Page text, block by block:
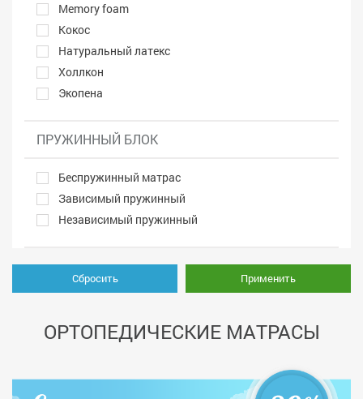
Memory foam
Кокос
Натуральный латекс
Холлкон
Экопена
ПРУЖИННЫЙ БЛОК
Беспружинный матрас
Зависимый пружинный
Независимый пружинный
Сбросить Применить
ОРТОПЕДИЧЕСКИЕ МАТРАСЫ